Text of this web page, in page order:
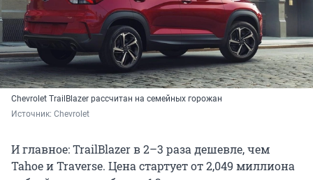
Chevrolet TrailBlazer рассчитан на семейных горожан
Источник: Chevrolet
И главное: TrailBlazer в 2–3 раза дешевле, чем
Tahoe и Traverse. Цена стартует от 2,049 миллиона